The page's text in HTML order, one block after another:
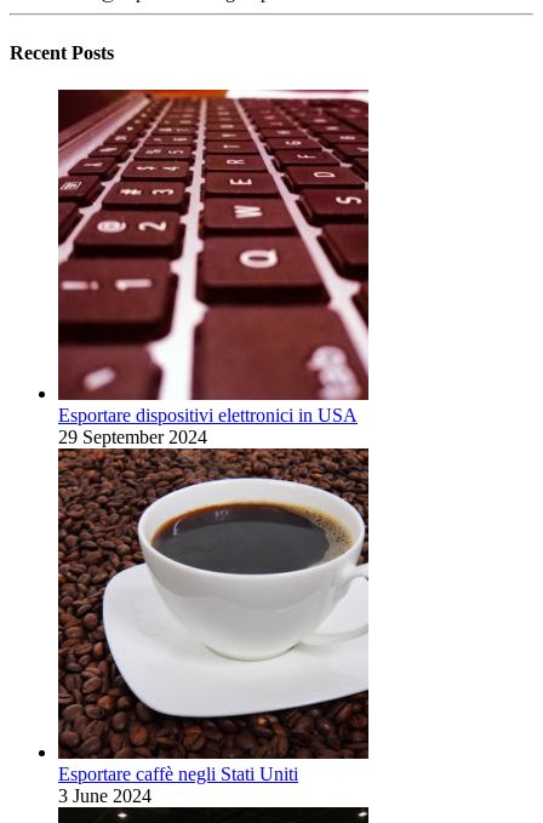
Recent Posts
Esportare dispositivi elettronici in USA
29 September 2024
Esportare caffè negli Stati Uniti
3 June 2024